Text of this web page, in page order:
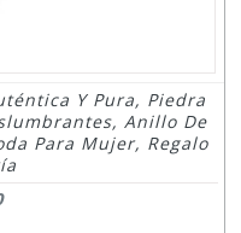
Y Pura, Piedra
Anillo De
Para Mujer, Regalo